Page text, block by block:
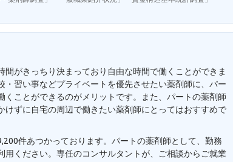
がきっちり決まっており自由な時間で働くことができま
習い事などプライベートを優先させたい薬剤師に、パー
くことができるのがメリットです。また、パートの薬剤師
ずに自宅の周辺で働きたい薬剤師にとってはおすすめで
件あつかっております。パートの薬剤師として、勤務
ください。専任のコンサルタントが、ご相談からご就業